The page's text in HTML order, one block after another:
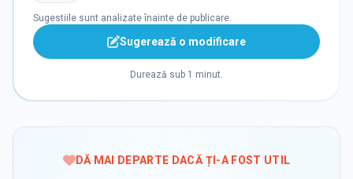
Sugestiile sunt analizate înainte de publicare.
Sugerează o modificare
Durează sub 1 minut.
DĂ MAI DEPARTE DACĂ ȚI-A FOST UTIL